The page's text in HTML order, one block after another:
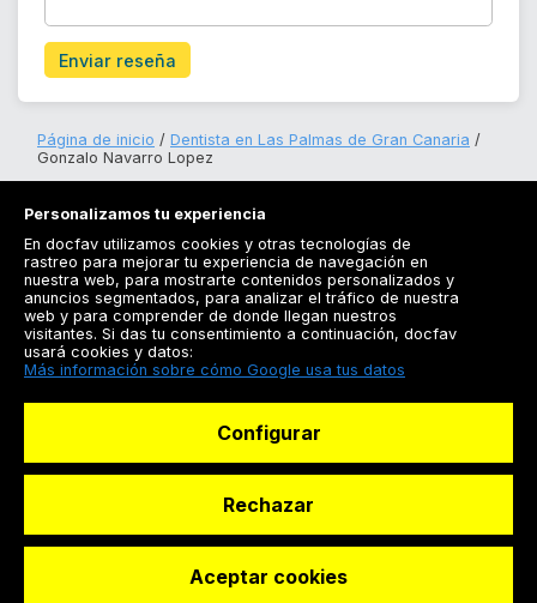
Enviar reseña
Página de inicio
Dentista en Las Palmas de Gran Canaria
Gonzalo Navarro Lopez
Registrarse
Docfav
© Dashboard Technologies S.L
Personalizamos tu experiencia
En docfav utilizamos cookies y otras tecnologías de
rastreo para mejorar tu experiencia de navegación en
nuestra web, para mostrarte contenidos personalizados y
anuncios segmentados, para analizar el tráfico de nuestra
web y para comprender de donde llegan nuestros
visitantes. Si das tu consentimiento a continuación, docfav
usará cookies y datos:
Más información sobre cómo Google usa tus datos
Configurar
Rechazar
Aceptar cookies